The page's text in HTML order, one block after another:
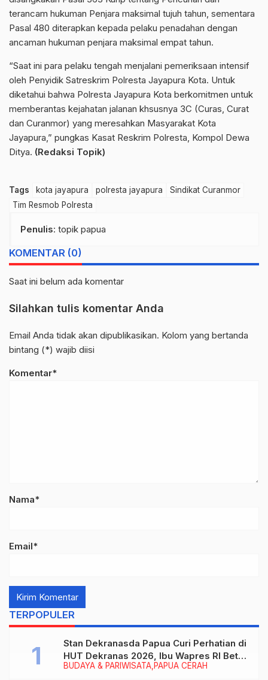
terancam hukuman Penjara maksimal tujuh tahun, sementara
Pasal 480 diterapkan kepada pelaku penadahan dengan
ancaman hukuman penjara maksimal empat tahun.
“Saat ini para pelaku tengah menjalani pemeriksaan intensif
oleh Penyidik Satreskrim Polresta Jayapura Kota. Untuk
diketahui bahwa Polresta Jayapura Kota berkomitmen untuk
memberantas kejahatan jalanan khsusnya 3C (Curas, Curat
dan Curanmor) yang meresahkan Masyarakat Kota
Jayapura,” pungkas Kasat Reskrim Polresta, Kompol Dewa
Ditya. (Redaksi Topik)
Tags kota jayapura polresta jayapura
Sindikat Curanmor
Tim Resmob Polresta
Penulis: topik papua
KOMENTAR (0)
Saat ini belum ada komentar
Silahkan tulis komentar Anda
Email Anda tidak akan dipublikasikan. Kolom yang bertanda
bintang (*) wajib diisi
Komentar*
Nama*
Email*
TERPOPULER
BUDAYA & PARIWISATA PAPUA CERAH
Stan Dekranasda Papua Curi Perhatian di
HUT Dekranas 2026, Ibu Wapres RI Betah
Menikmati Karya Perajin